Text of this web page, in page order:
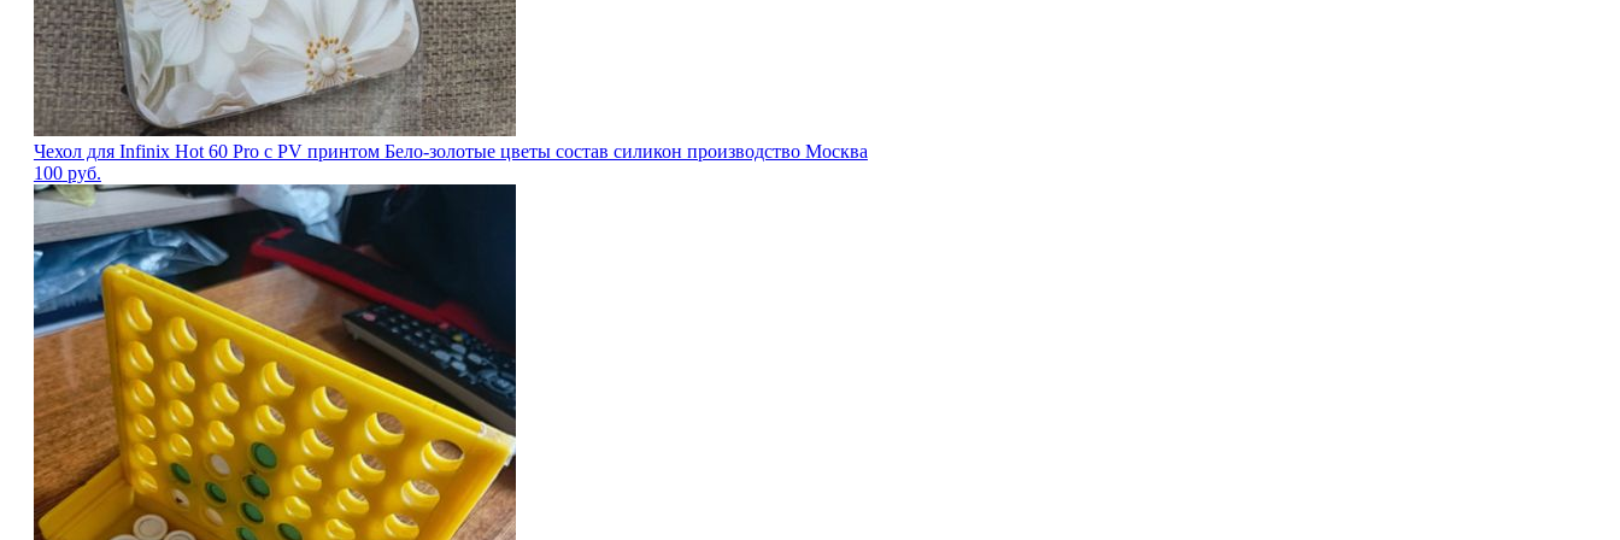
Чехол для Infinix Hot 60 Pro с PV принтом Бело-золотые цветы состав силикон производство Москва
100 руб.